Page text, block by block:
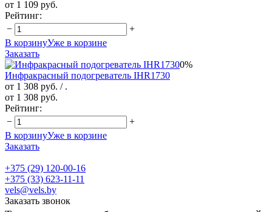
от 1 109 руб.
Рейтинг:
−
+
В корзинуУже в корзине
Заказать
0%
Инфракрасный подогреватель IHR1730
от 1 308 руб. / .
от 1 308 руб.
Рейтинг:
−
+
В корзинуУже в корзине
Заказать
+375 (29) 120-00-16
+375 (33) 623-11-11
vels@vels.by
Заказать звонок